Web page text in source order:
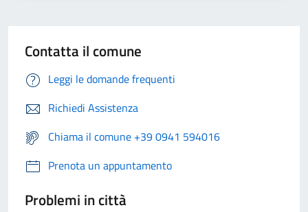
Contatta il comune
Leggi le domande frequenti
Richiedi Assistenza
Chiama il comune +39 0941 594016
Prenota un appuntamento
Problemi in città